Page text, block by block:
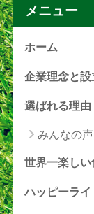
メニュー
ホーム
企業理念と設
選ばれる理由
みんなの声
世界一楽し
ハッピーラ